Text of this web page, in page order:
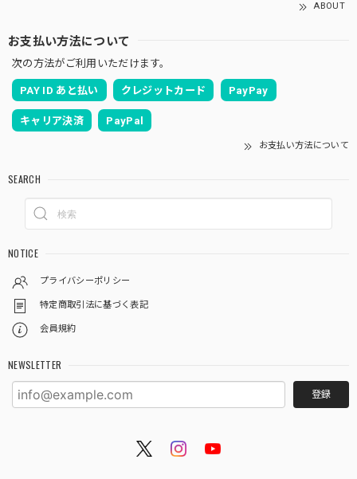
ABOUT
お支払い方法について
次の方法がご利用いただけます。
PAY ID あと払い クレジットカード PayPay
キャリア決済 PayPal
お支払い方法について
SEARCH
NOTICE
プライバシーポリシー
特定商取引法に基づく表記
会員規約
NEWSLETTER
登録